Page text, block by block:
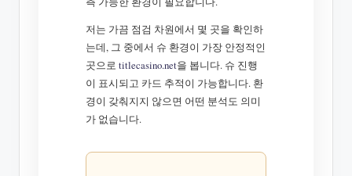
저는 가끔 점검 차원에서 몇 곳을 확인하
는데, 그 중에서 슈 환경이 가장 안정적인
곳으로 titlecasino.net을 봅니다. 슈 진행
이 표시되고 카드 추적이 가능합니다. 환
경이 갖춰지지 않으면 어떤 분석도 의미
가 없습니다.